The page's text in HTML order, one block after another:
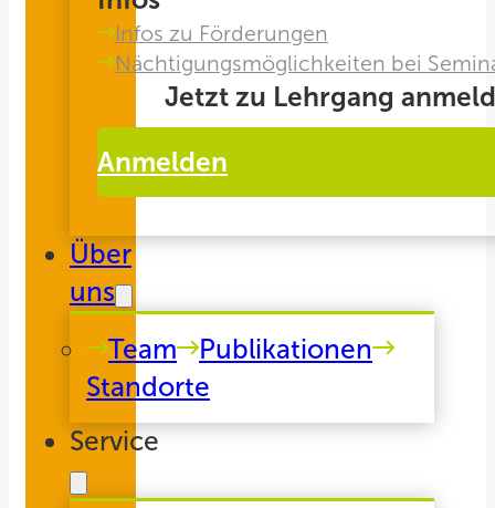
Infos zu Förderungen
Nächtigungsmöglichkeiten bei
Jetzt zu Lehrgang
Anmelden
Über
uns
Team
Publikationen
Standorte
Service